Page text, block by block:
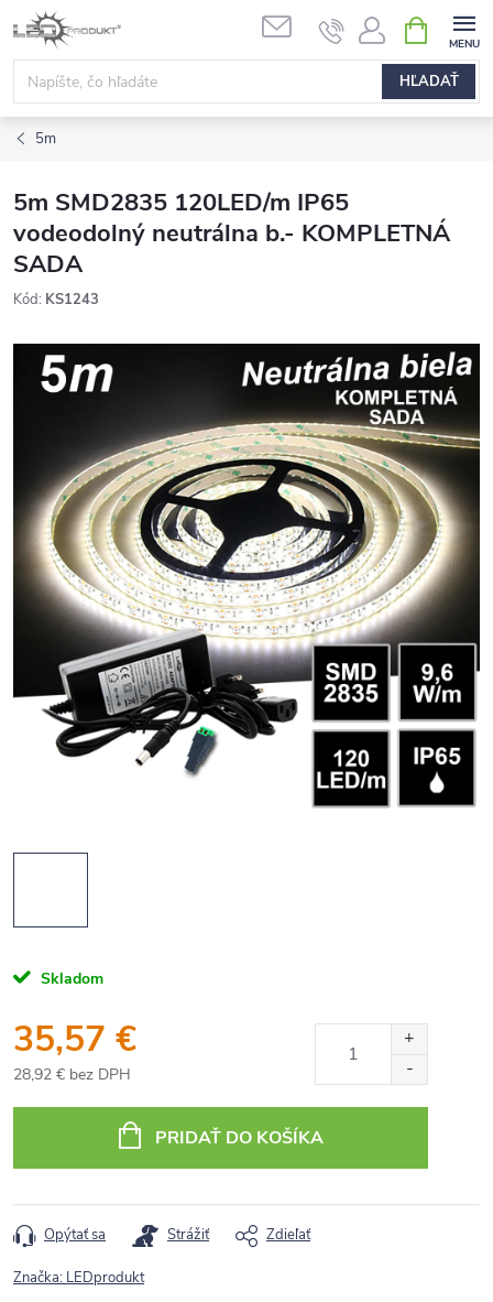
Prejsť
na
obsah
HĽADAŤ
KOŠÍK
5m
5m SMD2835 120LED/m IP65
vodeodolný neutrálna b.- KOMPLETNÁ
SADA
Kód: KS1243
Skladom
35,57 €
28,92 € bez DPH
cena:
PRIDAŤ DO KOŠÍKA
Opýtať sa Strážiť Zdieľať
Značka: LEDprodukt